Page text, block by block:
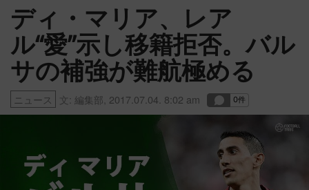
ディ・マリア、レア
ル“愛”示し移籍拒否。バル
サの補強が難航極める
ニュース 文: 編集部 2017.07.04. 8:02 am